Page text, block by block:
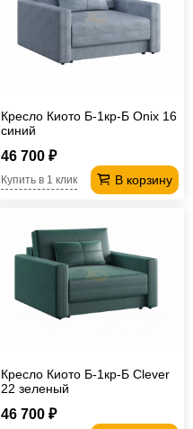
Кресло Киото Б-1кр-Б Onix 16
синий
46 700 ₽
В корзину
Купить в 1 клик
Кресло Киото Б-1кр-Б Clever
22 зеленый
46 700 ₽